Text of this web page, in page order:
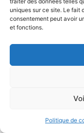
uniques sur ce site. Le fait
consentement peut avoir
et fonctions.
Politique de